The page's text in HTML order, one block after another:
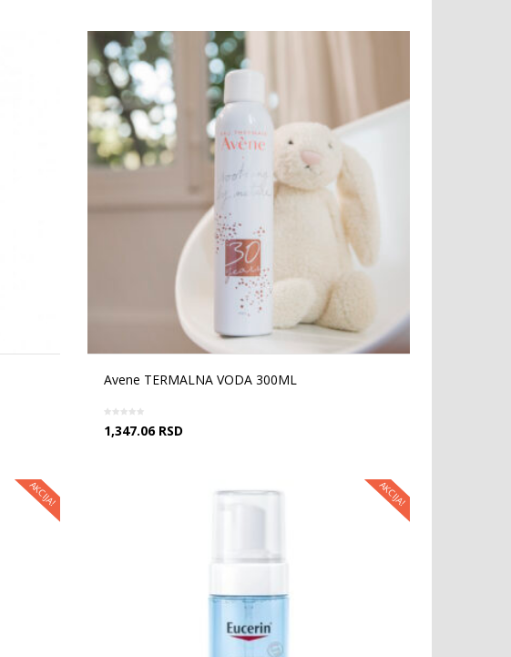
Avene TERMALNA VODA 300ML
1,347.06 RSD
AKCIJA! AKCIJA!